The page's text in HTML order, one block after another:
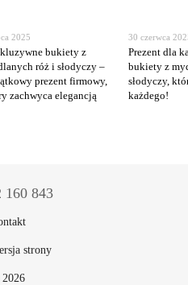
2025
bukiety z
róż i słodyczy –
prezent firmowy,
zachwyca elegancją
30 czerwca
Prezent dla
bukiety z
słodyczy,
każdego!
160 843
strony